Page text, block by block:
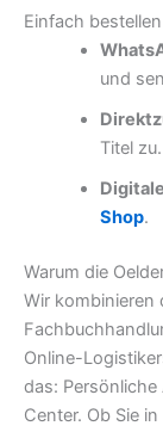
Einfach
und
Titel zu.
Shop.
Warum die
Wir kombinieren
Online-
das:
Center. Ob Sie